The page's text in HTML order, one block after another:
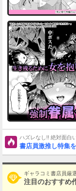
ハズレなし!! 絶対面白
書店員激推し特集
ギャラコミ書店員厳
注目のおすすめ